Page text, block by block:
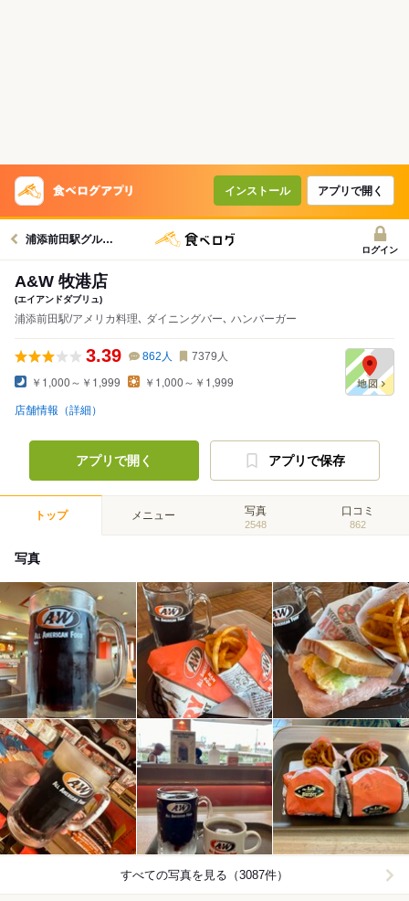
インストール アプリで開く
浦添前田駅グルメへ
ログイン
A&W 牧港店
(エイアンドダブリュ)
浦添前田駅/アメリカ料理､ ダイニングバー､ ハンバーガー
3.39 862 人 7379 人
￥1,000～￥1,999 ￥1,000～￥1,999
店舗情報（詳細）
アプリで開く アプリで保存
トップ メニュー 写真
2548
口コミ
862
写真
すべての写真を見る（3087件）